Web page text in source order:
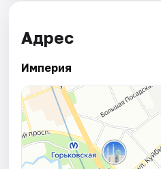
Адрес
Империя